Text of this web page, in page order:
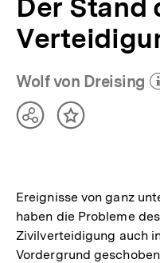
Der Stand
Wolf von Dreising
(Mehr
TeilenInhalt
Ereignisse von ganz
haben die Probleme
Zivilverteidigung auch
Vordergrund